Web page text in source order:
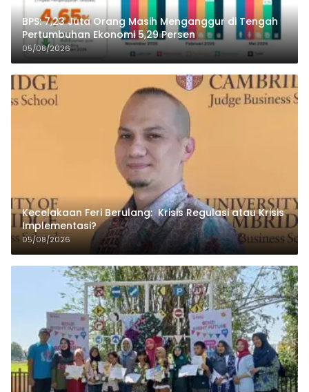
BPS: 7,23 Juta Orang Masih Menganggur di Tengah
Pertumbuhan Ekonomi 5,29 Persen
05/08/2026
Kecelakaan Feri Berulang: Krisis Regulasi atau Krisis
Implementasi?
05/08/2026